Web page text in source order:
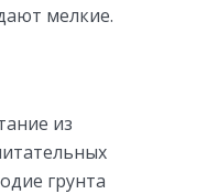
мелкие.
из
грунта